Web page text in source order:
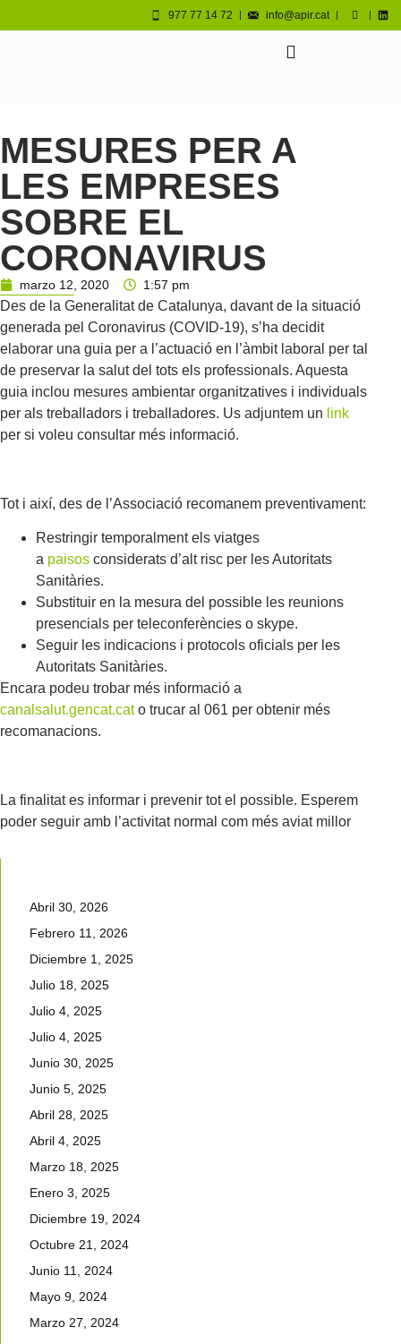
977 77 14 72 info@apir.cat
MESURES PER A
LES EMPRESES
SOBRE EL
CORONAVIRUS
marzo 12, 2020 1:57 pm
Des de la Generalitat de Catalunya, davant de la situació
generada pel Coronavirus (COVID-19), s’ha decidit
elaborar una guia per a l’actuació en l’àmbit laboral per tal
de preservar la salut del tots els professionals. Aquesta
guia inclou mesures ambientar organitzatives i individuals
per als treballadors i treballadores. Us adjuntem un link
per si voleu consultar més informació.
Tot i així, des de l’Associació recomanem preventivament:
Restringir temporalment els viatges
a paisos considerats d’alt risc per les Autoritats
Sanitàries.
Substituir en la mesura del possible les reunions
presencials per teleconferències o skype.
Seguir les indicacions i protocols oficials per les
Autoritats Sanitàries.
Encara podeu trobar més informació a
canalsalut.gencat.cato trucar al 061 per obtenir més
recomanacions.
La finalitat es informar i prevenir tot el possible. Esperem
poder seguir amb l’activitat normal com més aviat millor
Abril 30, 2026
Febrero 11, 2026
Diciembre 1, 2025
Julio 18, 2025
Julio 4, 2025
Julio 4, 2025
Junio 30, 2025
Junio 5, 2025
Abril 28, 2025
Abril 4, 2025
Marzo 18, 2025
Enero 3, 2025
Diciembre 19, 2024
Octubre 21, 2024
Junio 11, 2024
Mayo 9, 2024
Marzo 27, 2024